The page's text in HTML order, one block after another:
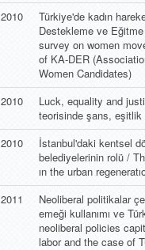
2010
Türkiye'de kadın
Destekleme ve
survey on women
of KA-DER
Women Candidates)
2010
Luck, equality and
teorisinde şans, eşitlik
2010
İstanbul'daki kentsel
belediyelerinin rolü /
ın the urban
2011
Neoliberal politikalar
emeği kullanımı ve
neoliberal policies
labor and the case of